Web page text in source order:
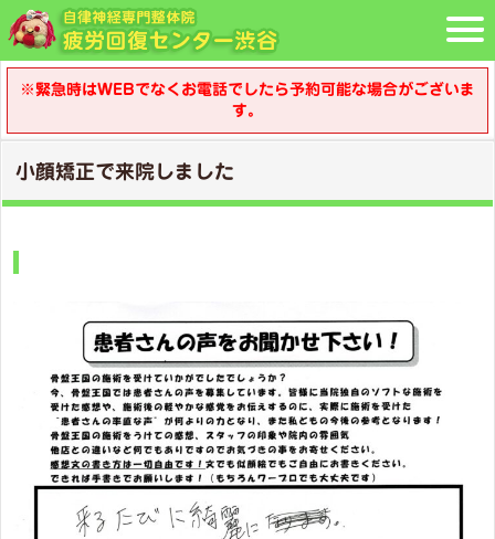
※緊急時はWEBでなくお電話でしたら予約可能な場合がございま
す。
小顔矯正で来院しました